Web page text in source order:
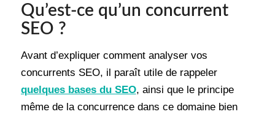
Qu’est-ce qu’un concurrent
SEO ?
Avant d’expliquer comment analyser vos
concurrents SEO, il paraît utile de rappeler
quelques bases du SEO, ainsi que le principe
même de la concurrence dans ce domaine bien